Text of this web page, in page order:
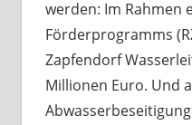
werden: Im Rahmen
Förderprogramms
Zapfendorf
Millionen Euro. Und